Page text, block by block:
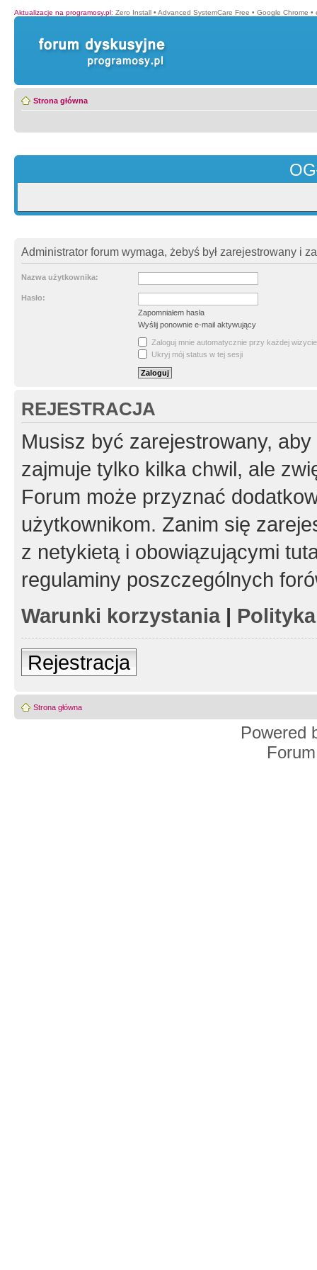
Aktualizacje na programosy.pl: Zero Install • Advanced SystemCare Free • Google Chrome •
Strona główna
Administrator forum wymaga, żebyś był zarejestrowany i
Nazwa użytkownika:
Hasło:
Zapomniałem hasła
Wyślij ponownie e-mail aktywujący
Zaloguj mnie automatycznie przy każdej wizycie
Ukryj mój status w tej sesji
REJESTRACJA
Musisz być zarejestrowany,
zajmuje tylko kilka chwil, ale
Forum może przyznać
użytkownikom. Zanim się
z netykietą i obowiązującymi
regulaminy poszczególnych
Warunki korzystania|
Rejestracja
Strona główna
Powered